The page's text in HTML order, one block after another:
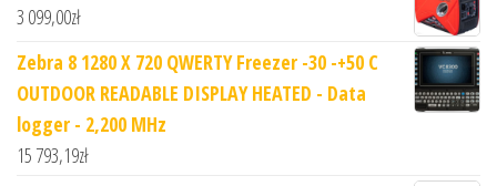
3 099,00zł
Zebra 8 1280 X 720 QWERTY Freezer -30 -+50 C
OUTDOOR READABLE DISPLAY HEATED - Data
logger - 2,200 MHz
15 793,19zł